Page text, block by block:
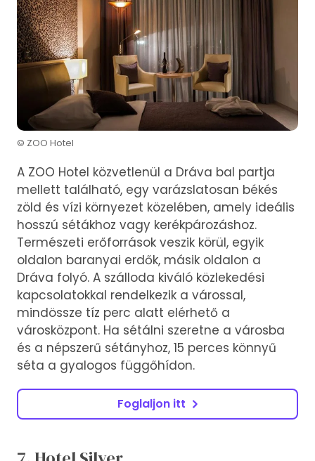
© ZOO Hotel
A ZOO Hotel közvetlenül a Dráva bal partja
mellett található, egy varázslatosan békés
zöld és vízi környezet közelében, amely ideális
hosszú sétákhoz vagy kerékpározáshoz.
Természeti erőforrások veszik körül, egyik
oldalon baranyai erdők, másik oldalon a
Dráva folyó. A szálloda kiváló közlekedési
kapcsolatokkal rendelkezik a várossal,
mindössze tíz perc alatt elérhető a
városközpont. Ha sétálni szeretne a városba
és a népszerű sétányhoz, 15 perces könnyű
séta a gyalogos függőhídon.
Foglaljon itt